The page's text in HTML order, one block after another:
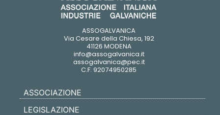
ASSOGALVANICA
Via Cesare della Chiesa, 192
41126 MODENA
info@assogalvanica.it
assogalvanica@pec.it
C.F. 92074950285
ASSOCIAZIONE
LEGISLAZIONE